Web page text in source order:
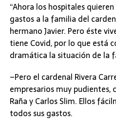
“Ahora los hospitales
gastos a la familia del
hermano Javier. Pero éste
tiene Covid, por lo que está
dramática la situación de la
–Pero el cardenal Rivera
empresarios muy pudientes,
Raña y Carlos Slim. Ellos
todos sus gastos.